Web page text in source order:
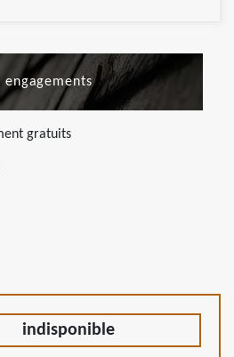
engagements
gratuits
indisponible